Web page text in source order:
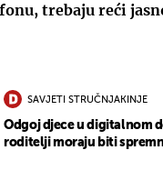
trebaju reći
SAVJETI STRUČNJAKINJE
Odgoj djece u digitalnom
roditelji moraju biti